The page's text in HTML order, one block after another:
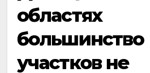
областях
большинство
участков не